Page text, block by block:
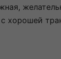
хорошей